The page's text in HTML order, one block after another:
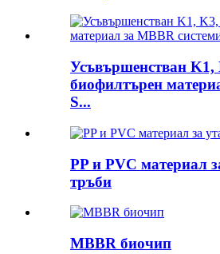
Усъвършенстван K1,
биофилтърен
S...
PP и PVC материал
тръби
MBBR биочип